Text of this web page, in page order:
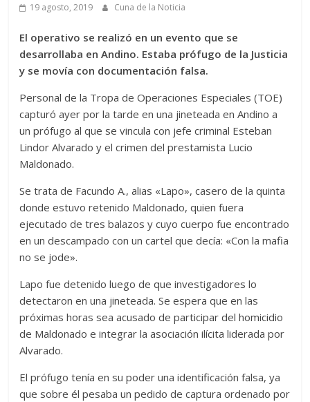
19 agosto, 2019 Cuna de la Noticia
El operativo se realizó en un evento que se
desarrollaba en Andino. Estaba prófugo de la Justicia
y se movía con documentación falsa.
Personal de la Tropa de Operaciones Especiales (TOE)
capturó ayer por la tarde en una jineteada en Andino a
un prófugo al que se vincula con jefe criminal Esteban
Lindor Alvarado y el crimen del prestamista Lucio
Maldonado.
Se trata de Facundo A., alias «Lapo», casero de la quinta
donde estuvo retenido Maldonado, quien fuera
ejecutado de tres balazos y cuyo cuerpo fue encontrado
en un descampado con un cartel que decía: «Con la mafia
no se jode».
Lapo fue detenido luego de que investigadores lo
detectaron en una jineteada. Se espera que en las
próximas horas sea acusado de participar del homicidio
de Maldonado e integrar la asociación ilícita liderada por
Alvarado.
El prófugo tenía en su poder una identificación falsa, ya
que sobre él pesaba un pedido de captura ordenado por